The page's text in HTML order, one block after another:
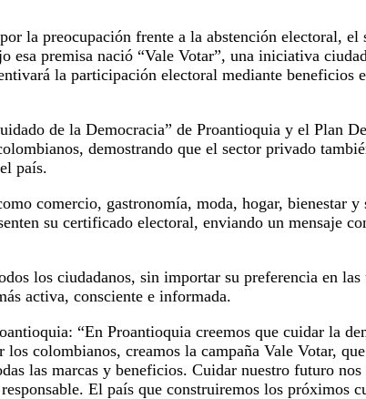
la preocupación frente a la abstención electoral,
premisa nació “Vale Votar”, una iniciativa
la participación electoral mediante beneficios
de la Democracia” de Proantioquia y el Plan
demostrando que el sector privado
país.
comercio, gastronomía, moda, hogar, bienestar
su certificado electoral, enviando un mensaje
los ciudadanos, sin importar su preferencia en
activa, consciente e informada.
“En Proantioquia creemos que cuidar la
colombianos, creamos la campaña Vale Votar,
las marcas y beneficios. Cuidar nuestro futuro
El país que construiremos los próximos